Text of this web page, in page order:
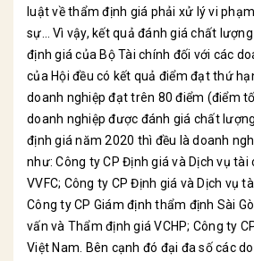
luật về thẩm định giá phải xử lý vi
sự… Vì vậy, kết quả đánh giá chất
định giá của Bộ Tài chính đối với các
của Hội đều có kết quả điểm đạt thứ
doanh nghiệp đạt trên 80 điểm (điểm
doanh nghiệp được đánh giá chất
định giá năm 2020 thì đều là doanh
như: Công ty CP Định giá và Dịch vụ tài
VVFC; Công ty CP Định giá và Dịch vụ
Công ty CP Giám định thẩm định Sài
vấn và Thẩm định giá VCHP; Công ty
Việt Nam. Bên cạnh đó đại đa số các